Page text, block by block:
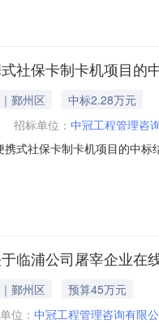
社保卡制卡机项目的
鄞州区
中标2.28万元
招标单位： 中冠工程管理咨
式社保卡制卡机项目的中
30日--2024年06月03日五、
临浦公司屠宰企业在
鄞州区
预算45万元
位： 中冠工程管理咨询有限